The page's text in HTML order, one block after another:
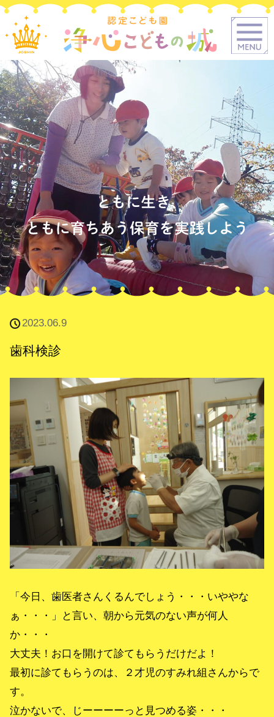
2023.06.9
歯科検診
「今日、歯医者さんくるんでしょう・・・いややな
ぁ・・・」と言い、朝から元気のない声が何人
か・・・
大丈夫！お口を開けて診てもらうだけだよ！
最初に診てもらうのは、２才児のすみれ組さんからで
す。
泣かないで、じーーーーっと見つめる姿・・・